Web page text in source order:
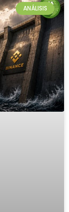
ANÁLISIS